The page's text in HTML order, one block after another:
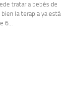
tratar a bebés de
la terapia ya está
6...